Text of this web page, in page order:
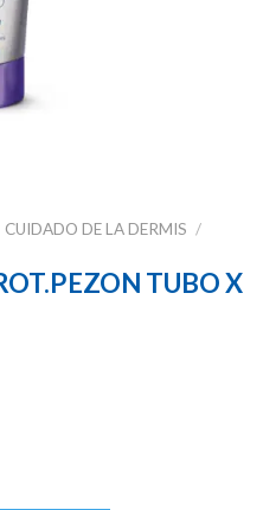
CUIDADO DE LA DERMIS /
TUBO X